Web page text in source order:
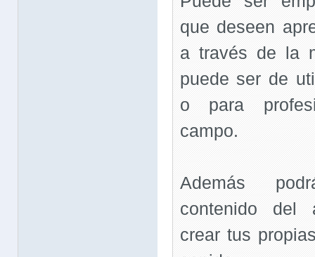
que deseen
a través de la
puede ser de
o para
campo.
Además
contenido del
crear tus